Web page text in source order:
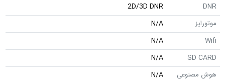
2D/3D DNR
N/A
N/A